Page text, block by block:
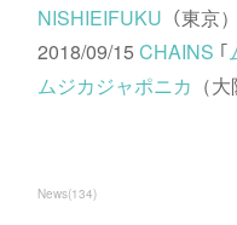
NISHIEIFUKU （東京）
2018/09/15 CHAINS ｢
ムジカジャポニカ （大
News(134)